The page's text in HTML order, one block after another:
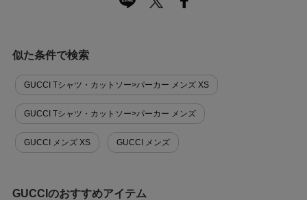
似た条件で検索
GUCCI Tシャツ・カットソー>パーカー メンズ XS
GUCCI Tシャツ・カットソー>パーカー メンズ
GUCCI メンズ XS GUCCI メンズ
GUCCIのおすすめアイテム